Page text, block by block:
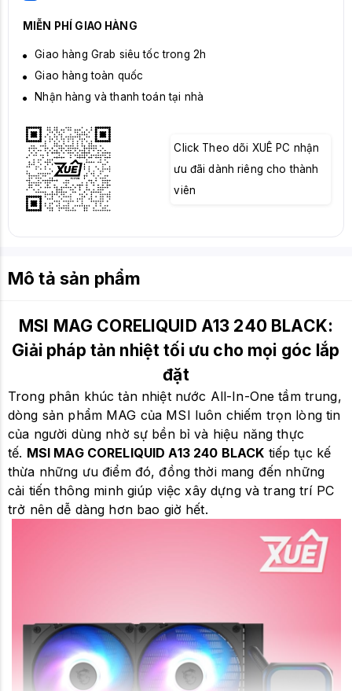
MIỄN PHÍ GIAO HÀNG
Giao hàng Grab siêu tốc trong 2h
Giao hàng toàn quốc
Nhận hàng và thanh toán tại nhà
Click Theo dõi XUÊ PC nhận
ưu đãi dành riêng cho thành
viên
Mô tả sản phẩm
MSI MAG CORELIQUID A13 240 BLACK:
Giải pháp tản nhiệt tối ưu cho mọi góc lắp
đặt
Trong phân khúc tản nhiệt nước All-In-One tầm trung,
dòng sản phẩm MAG của MSI luôn chiếm trọn lòng tin
của người dùng nhờ sự bền bỉ và hiệu năng thực
tế. MSI MAG CORELIQUID A13 240 BLACK tiếp tục kế
thừa những ưu điểm đó, đồng thời mang đến những
cải tiến thông minh giúp việc xây dựng và trang trí PC
trở nên dễ dàng hơn bao giờ hết.